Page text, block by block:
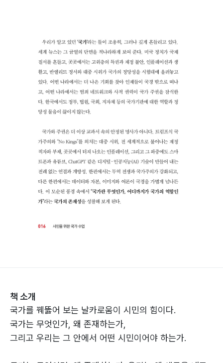
책 소개
국가를 꿰뚫어 보는 날카로움이 시민의 힘이다.
국가는 무엇인가, 왜 존재하는가,
그리고 우리는 그 안에서 어떤 시민이어야 하는가.